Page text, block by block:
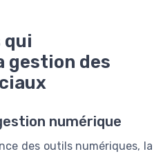
qui
des
numérique
des outils numériques, la